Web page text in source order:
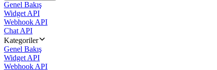
Genel Bakış
Widget API
Webhook API
Chat API
Kategoriler
Genel Bakış
Widget API
Webhook API